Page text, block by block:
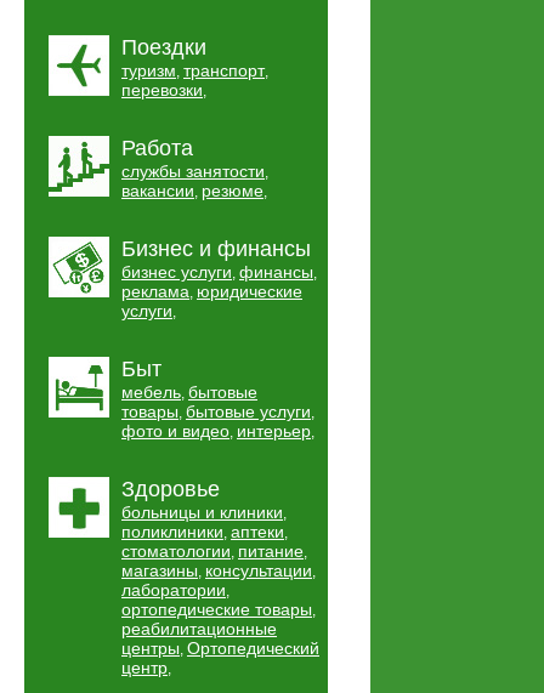
Поездки
туризм, транспорт,
перевозки,
Работа
службы занятости,
вакансии, резюме,
Бизнес и финансы
бизнес услуги, финансы,
реклама, юридические
услуги,
Быт
мебель, бытовые
товары, бытовые услуги,
фото и видео, интерьер,
Здоровье
больницы и клиники,
поликлиники, аптеки,
стоматологии, питание,
магазины, консультации,
лаборатории,
ортопедические товары,
реабилитационные
центры, Ортопедический
центр,